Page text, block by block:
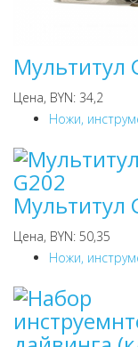
Мультитул
Цена, BYN: 34,2
Ножи,
Мультитул
Цена, BYN: 50,35
Ножи,